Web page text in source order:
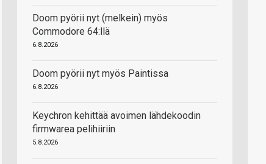
Doom pyörii nyt (melkein) myös
Commodore 64:llä
6.8.2026
Doom pyörii nyt myös Paintissa
6.8.2026
Keychron kehittää avoimen lähdekoodin
firmwarea pelihiiriin
5.8.2026